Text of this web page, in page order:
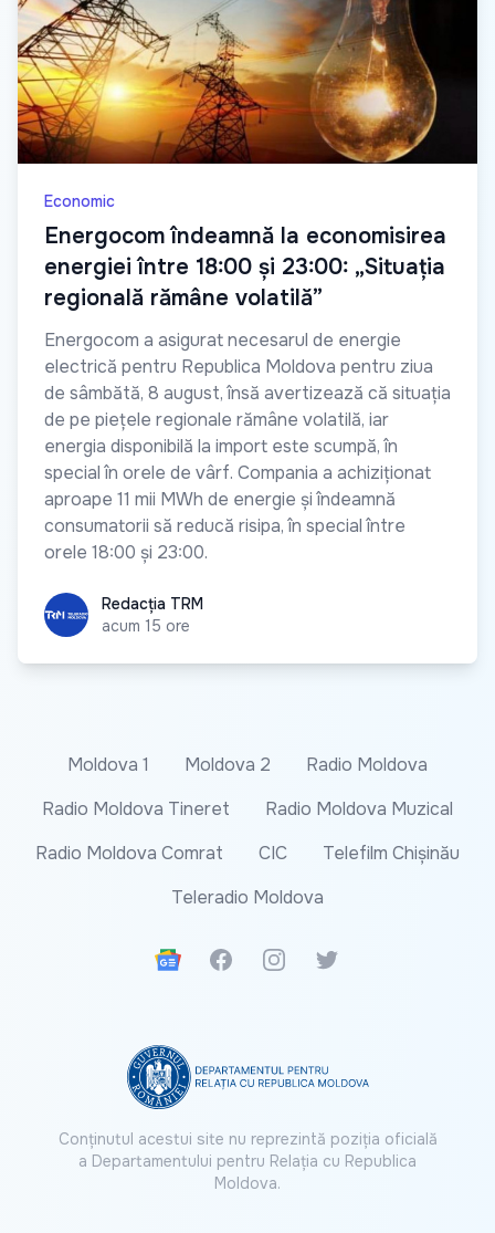
Economic
Energocom îndeamnă la economisirea
energiei între 18:00 și 23:00: „Situația
regională rămâne volatilă”
Energocom a asigurat necesarul de energie
electrică pentru Republica Moldova pentru ziua
de sâmbătă, 8 august, însă avertizează că situația
de pe piețele regionale rămâne volatilă, iar
energia disponibilă la import este scumpă, în
special în orele de vârf. Compania a achiziționat
aproape 11 mii MWh de energie și îndeamnă
consumatorii să reducă risipa, în special între
orele 18:00 și 23:00.
Redacția TRM
Redacția TRM
acum 15 ore
Moldova 1 Moldova 2
Radio Moldova
Radio Moldova Tineret
Radio Moldova Muzical
Radio Moldova Comrat
CIC
Telefilm Chișinău
Teleradio Moldova
Google News
FacebookInstagramTwitter
Conținutul acestui site nu reprezintă poziția oficială
a Departamentului pentru Relația cu Republica
Moldova.